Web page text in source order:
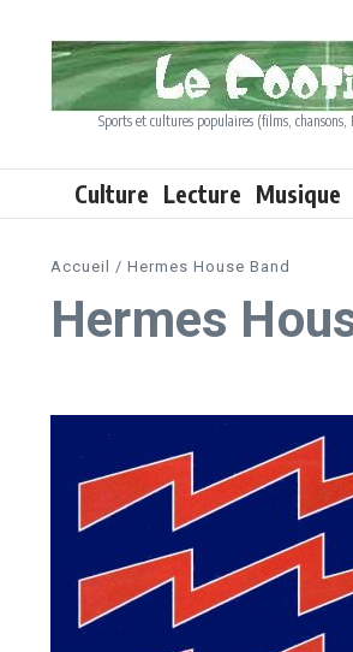
Sports et cultures populaires (films,
Culture Lecture Musique
Accueil / Hermes House Band
Hermes